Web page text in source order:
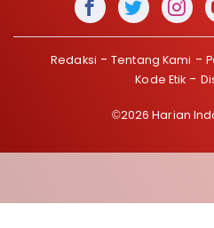
Redaksi Tentang Kami
Kode Etik
©2026 Harian